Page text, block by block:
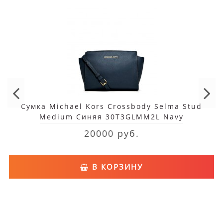
Сумка Michael Kors Crossbody Selma Stud
Medium Синяя 30T3GLMM2L Navy
20000 руб.
В КОРЗИНУ